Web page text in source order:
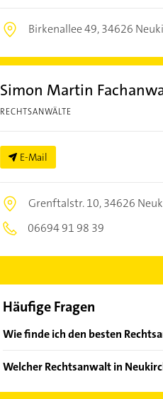
Birkenallee 49,34626
Simon Martin
RECHTSANWÄLTE
E-Mail
Grenftalstr. 10,34626
06694 91 98 39
Häufige Fragen
Wie finde ich den besten
von den Empfehlungen. Die
Bewertungensortiert anzeigen
Welcher Rechtsanwalt in
Im Anbieter-Bereich finden Sie